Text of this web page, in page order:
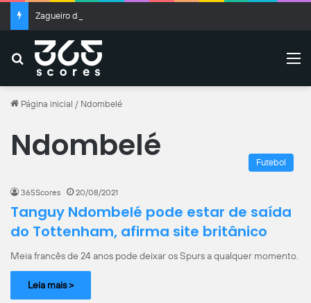
Zagueiro da seleção de Uganda morre apedrejado aos 27 anos
Buscar
Página inicial / Ndombelé
Ndombelé Futebol
365Scores 20/08/2021
Tanguy Ndombelé pode estar de saída
do Tottenham, afirma site britânico
Meia francês de 24 anos pode deixar os Spurs a qualquer momento.
Leia mais >